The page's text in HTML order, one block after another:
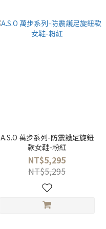
A.S.O 萬步系列-防震護足旋鈕
款女鞋-粉紅
NT$5,295
NT$5,295